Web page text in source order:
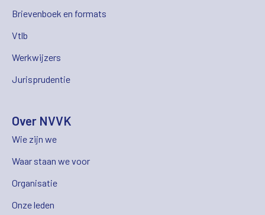
Brievenboek en formats
Vtlb
Werkwijzers
Jurisprudentie
Over NVVK
Wie zijn we
Waar staan we voor
Organisatie
Onze leden